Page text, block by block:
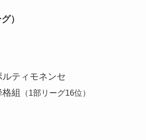
）
ルティモネンセ
格組
（1部リーグ16位）